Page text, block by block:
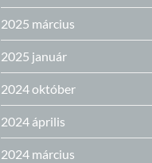
2025 március
2025 január
2024 október
2024 április
2024 március